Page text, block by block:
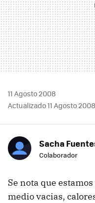
11 Agosto 2008
Actualizado 11 Agosto
Sacha
Colaborador
Se nota que
medio vacias,